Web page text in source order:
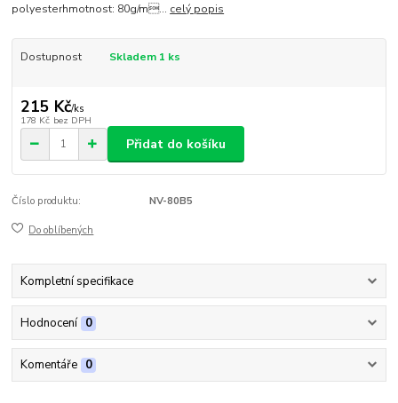
polyesterhmotnost: 80g/m... celý popis
Dostupnost Skladem 1 ks
215 Kč/ks
178 Kč bez DPH
Přidat do košíku
Číslo produktu: NV-80B5
Do oblíbených
Kompletní specifikace
Hodnocení 0
Komentáře 0